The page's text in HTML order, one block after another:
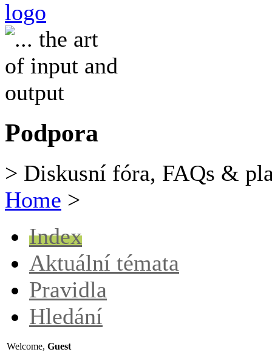
Podpora
> Diskusní fóra, FAQs &
Home >
Index
Aktuální témata
Pravidla
Hledání
Welcome, Guest